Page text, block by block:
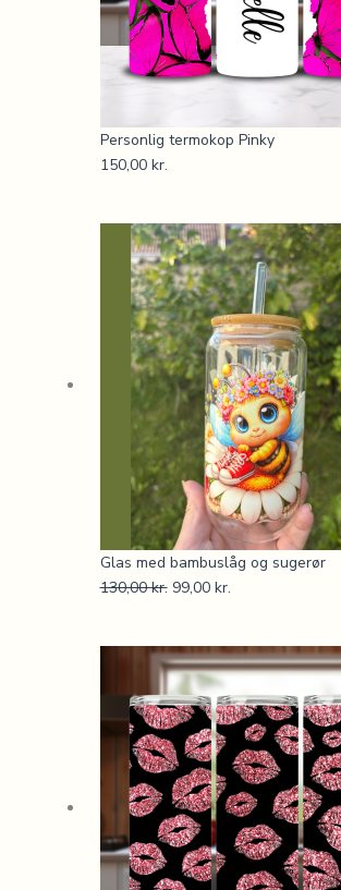
Personlig termokop Pinky
150,00 kr.
Glas med bambuslåg og sugerør
130,00kr. 99,00 kr.